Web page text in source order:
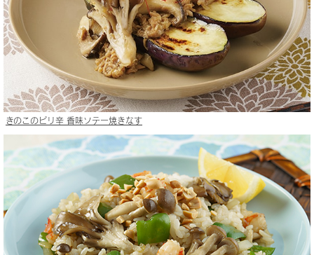
きのこのピリ辛 香味ソテー焼きなす